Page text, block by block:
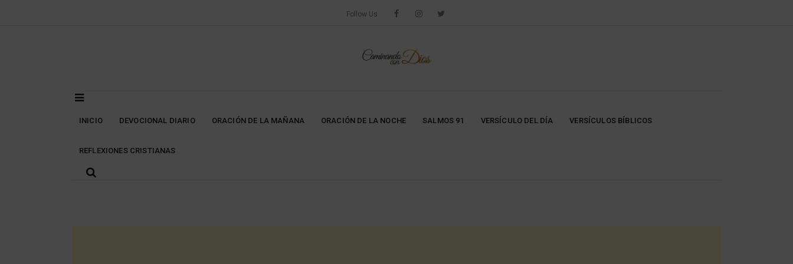
Follow Us
INICIO DEVOCIONAL DIARIO ORACIÓN DE LA MAÑANA ORACIÓN DE LA NOCHE SALMOS 91 VERSÍCULO DEL DÍA VERSÍCULOS BÍBLICOS
REFLEXIONES CRISTIANAS